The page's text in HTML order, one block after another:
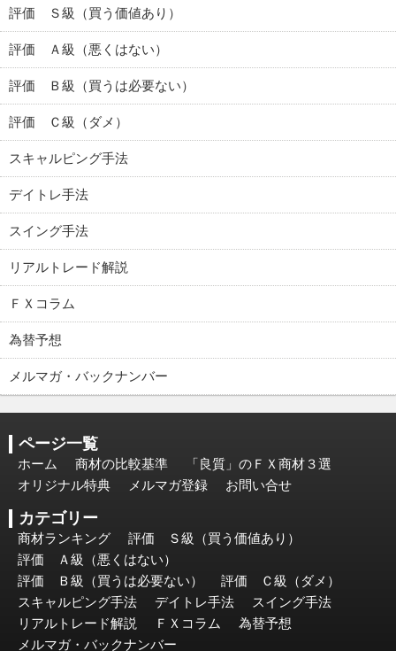
評価 Ｓ級（買う価値あり）
評価 Ａ級（悪くはない）
評価 Ｂ級（買うは必要ない）
評価 Ｃ級（ダメ）
スキャルピング手法
デイトレ手法
スイング手法
リアルトレード解説
ＦＸコラム
為替予想
メルマガ・バックナンバー
ページ一覧
ホーム 商材の比較基準
「良質」のＦＸ商材３選
オリジナル特典
メルマガ登録 お問い合せ
カテゴリー
商材ランキング
評価 Ｓ級（買う価値あり）
評価 Ａ級（悪くはない）
評価 Ｂ級（買うは必要ない）
評価 Ｃ級（ダメ）
スキャルピング手法
デイトレ手法
スイング手法
リアルトレード解説
ＦＸコラム
為替予想
メルマガ・バックナンバー